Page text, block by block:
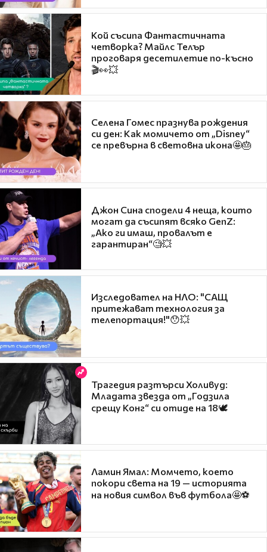
Кой съсипа Фантастичната
четворка? Майлс Телър
проговаря десетилетие по-късно
🎬👀💥
Селена Гомес празнува рождения
си ден: Как момичето от „Disney“
се превърна в световна икона🤩🎂
Джон Сина сподели 4 неща, които
могат да съсипят всяко GenZ:
„Ако ги имаш, провалът е
гарантиран“🧐💥
Изследовател на НЛО: "САЩ
притежават технология за
телепортация!"😯💥
Трагедия разтърси Холивуд:
Младата звезда от „Годзила
срещу Конг“ си отиде на 18🕊️
Ламин Ямал: Момчето, което
покори света на 19 — историята
на новия символ във футбола🤩⚽